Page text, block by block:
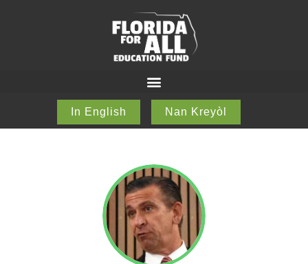
In English Nan Kreyòl